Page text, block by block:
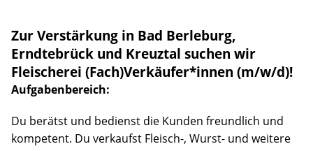
Zur Verstärkung in Bad Berleburg,
Erndtebrück und Kreuztal suchen wir
Fleischerei (Fach)­Ver­käufer*innen (m/w/d)!
Aufgabenbereich:
Du berätst und bedienst die Kunden freundlich und
kompetent. Du verkaufst Fleisch-, Wurst- und weitere